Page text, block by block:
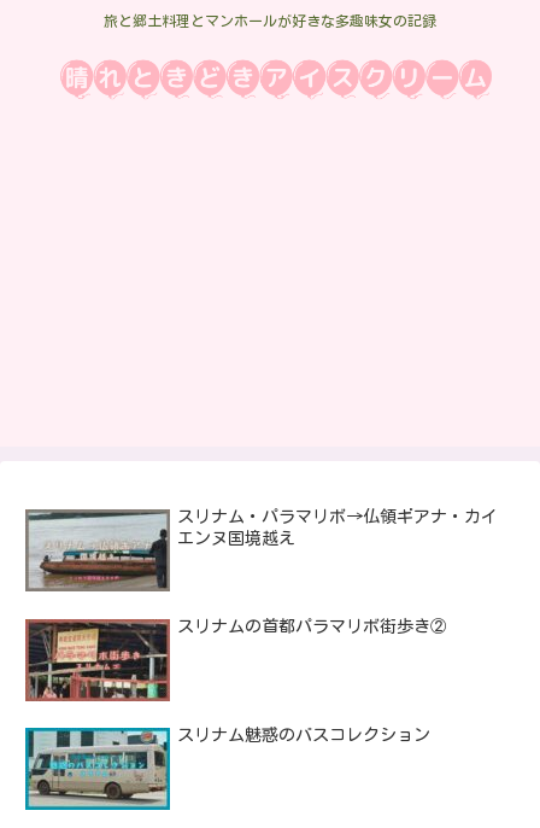
旅と郷土料理とマンホールが好きな多趣味女の記録
スリナム・パラマリボ→仏領ギアナ・カイ
エンヌ国境越え
スリナムの首都パラマリボ街歩き②
スリナム魅惑のバスコレクション